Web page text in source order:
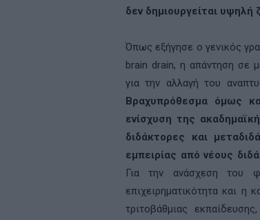
δεν δημιουργείται υψηλή
Όπως εξήγησε ο γενικός
brain drain, η απάντηση σε
για την αλλαγή του
Βραχυπρόθεσμα όμως
ενίσχυση της
διδάκτορες και
εμπειρίας από νέους
Για την ανάσχεση του
επιχειρηματικότητα και η
τριτοβάθμιας